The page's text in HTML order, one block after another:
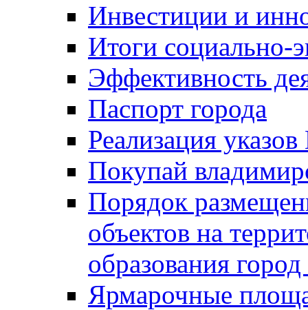
Инвестиции и
Итоги социально-
Эффективность
Паспорт города
Реализация
Покупай
Порядок
объектов на
образования
Ярмарочные